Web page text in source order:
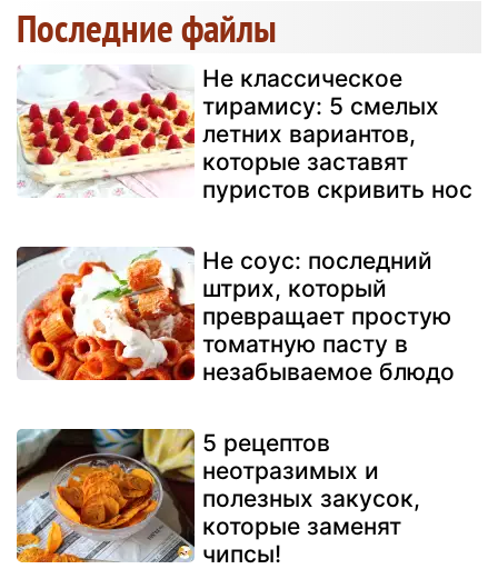
Последние файлы
Не классическое
тирамису: 5 смелых
летних вариантов,
которые заставят
пуристов скривить нос
Не соус: последний
штрих, который
превращает простую
томатную пасту в
незабываемое блюдо
5 рецептов
неотразимых и
полезных закусок,
которые заменят
чипсы!